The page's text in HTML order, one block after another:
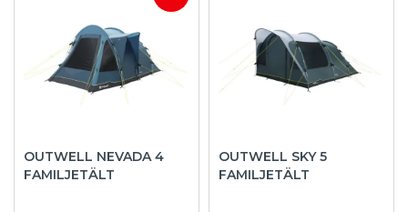
OUTWELL NEVADA 4
FAMILJETÄLT
OUTWELL SKY 5
FAMILJETÄLT